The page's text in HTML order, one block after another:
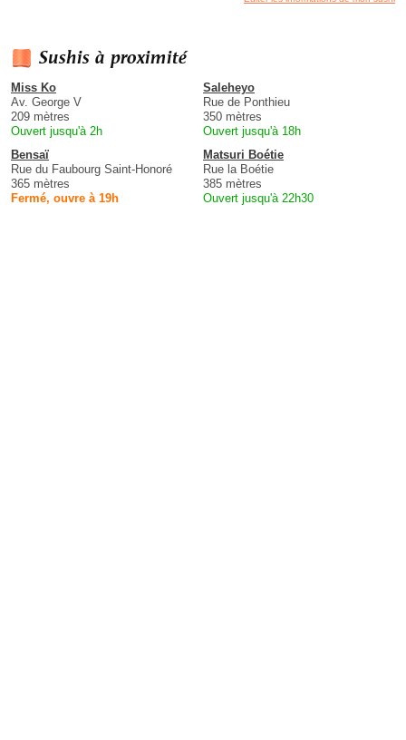
Sushis à proximité
Miss Ko
Av. George V
209 mètres
Ouvert jusqu'à 2h
Saleheyo
Rue de Ponthieu
350 mètres
Ouvert jusqu'à 18h
Bensaï
Rue du Faubourg Saint-Honoré
365 mètres
Fermé, ouvre à 19h
Matsuri Boétie
Rue la Boétie
385 mètres
Ouvert jusqu'à 22h30